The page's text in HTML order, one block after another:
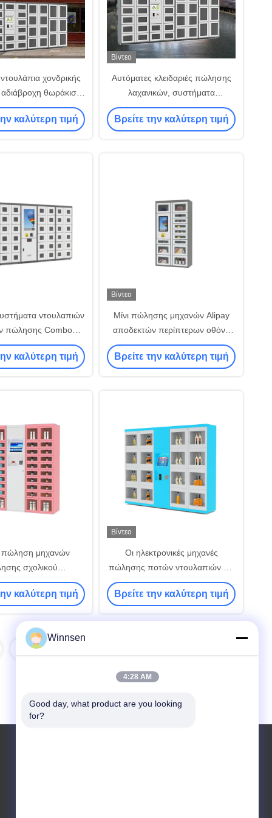
χονδρικής
θωράκιση
αυτοματισμών
καλύτερη τιμή
Βίντεο
Αυτόματες κλειδαριές πώλησης
λαχανικών, συστήματα
εξωτερικού κλεισίματος CE / FCC
/ ISO
Βρείτε την καλύτερη τιμή
ντουλαπιών
πώλησης Combo
με τα φω'τα των
καλύτερη τιμή
Βίντεο
Μίνι πώλησης μηχανών Alipay
αποδεκτών περίπτερων οθόνη
αφής 32 ίντσας ντουλαπιών
αυτόματη
Βρείτε την καλύτερη τιμή
πώληση μηχανών
σχολικού
μηχανή πώλησης
αυτοεξυπηρετήσεων
καλύτερη τιμή
Βίντεο
Οι ηλεκτρονικές μηχανές
πώλησης ποτών ντουλαπιών για
το ποτό/το κρασί/πίνουν το νερό
Βρείτε την καλύτερη τιμή
Winnsen
4:28 AM
Good day, what product are you looking
for?